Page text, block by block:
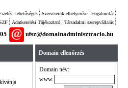
Fogalomtár
Szervereink elhelyezése
lehetőségek
Társadalmi szerepvállalás
Adatkezelési Tájékoztató
ufsz@domainadminisztracio.hu
Domain ellenőrzés
Domain név:
www.